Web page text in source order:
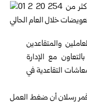
والمتقاعدين
مع الإدارة
التقاعدية في
رسلان أن ضغط العمل